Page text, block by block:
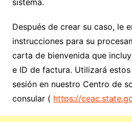
Después de crear su caso, le
instrucciones para su
carta de bienvenida que
e ID de factura. Utilizará
sesión en nuestro Centro de
consular ( https://